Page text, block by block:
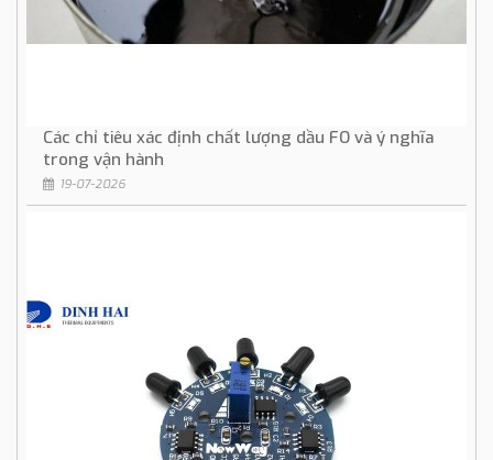
Các chỉ tiêu xác định chất lượng dầu FO và ý nghĩa
trong vận hành
19-07-2026